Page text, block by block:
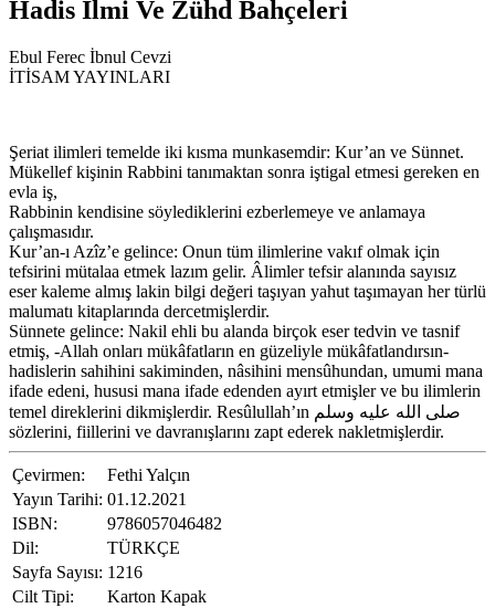
Hadis İlmi Ve Zühd Bahçeleri
Ebul Ferec İbnul Cevzi
İTİSAM YAYINLARI
Şeriat ilimleri temelde iki kısma munkasemdir: Kur’an ve Sünnet.
Mükellef kişinin Rabbini tanımaktan sonra iştigal etmesi gereken en
evla iş,
Rabbinin kendisine söylediklerini ezberlemeye ve anlamaya
çalışmasıdır.
Kur’an-ı Azîz’e gelince: Onun tüm ilimlerine vakıf olmak için
tefsirini mütalaa etmek lazım gelir. Âlimler tefsir alanında sayısız
eser kaleme almış lakin bilgi değeri taşıyan yahut taşımayan her türlü
malumatı kitaplarında dercetmişlerdir.
Sünnete gelince: Nakil ehli bu alanda birçok eser tedvin ve tasnif
etmiş, -Allah onları mükâfatların en güzeliyle mükâfatlandırsın-
hadislerin sahihini sakiminden, nâsihini mensûhundan, umumi mana
ifade edeni, hususi mana ifade edenden ayırt etmişler ve bu ilimlerin
temel direklerini dikmişlerdir. Resûlullah’ın صلى الله عليه وسلم
sözlerini, fiillerini ve davranışlarını zapt ederek nakletmişlerdir.
Çevirmen:
Fethi Yalçın
Yayın Tarihi: 01.12.2021
ISBN:
9786057046482
Dil:
TÜRKÇE
Sayfa Sayısı: 1216
Cilt Tipi:
Karton Kapak